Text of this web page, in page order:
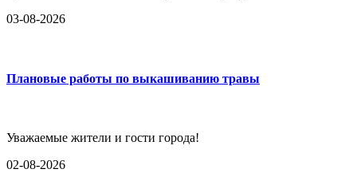
03-08-2026
Плановые работы по выкашиванию травы
Уважаемые жители и гости города!
02-08-2026